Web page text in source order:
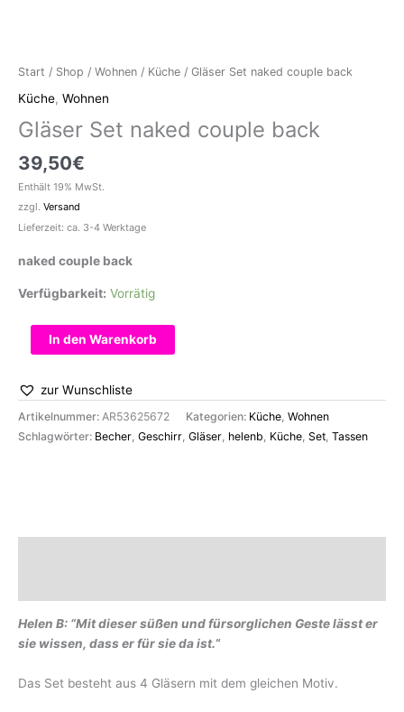
Start / Shop / Wohnen / Küche / Gläser Set naked couple back
Küche, Wohnen
Gläser Set naked couple back
39,50€
Enthält 19% MwSt.
zzgl. Versand
Lieferzeit: ca. 3-4 Werktage
naked couple back
Verfügbarkeit: Vorrätig
Gläser
Set
couple
back
Menge
In den Warenkorb
zur Wunschliste
Artikelnummer: AR53625672 Kategorien: Küche Wohnen
Schlagwörter: Becher Geschirr Gläser helenb Küche Set Tassen
Helen B: “Mit dieser süßen und fürsorglichen Geste lässt er
sie wissen, dass er für sie da ist.“
Das Set besteht aus 4 Gläsern mit dem gleichen Motiv.